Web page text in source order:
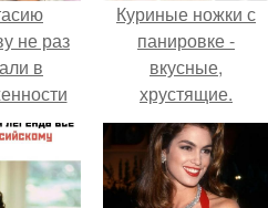
не раз
в
бьюти -
Куриные ножки с
панировке -
вкусные,
хрустящие.